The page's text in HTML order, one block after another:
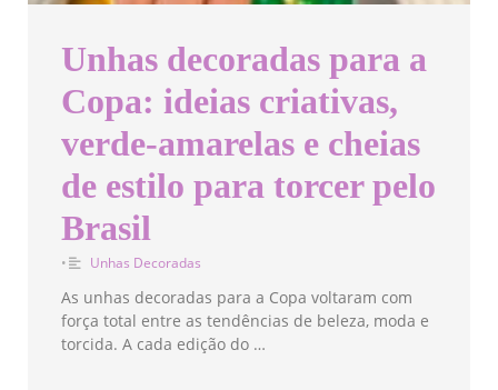
Unhas decoradas para a
Copa: ideias criativas,
verde-amarelas e cheias
de estilo para torcer pelo
Brasil
• Unhas Decoradas
As unhas decoradas para a Copa voltaram com
força total entre as tendências de beleza, moda e
torcida. A cada edição do …